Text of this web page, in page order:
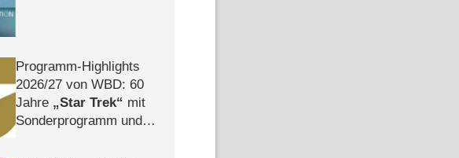
Programm-Highlights
2026/​27 von WBD: 60
Jahre
Star Trek
mit
Sonderprogramm und